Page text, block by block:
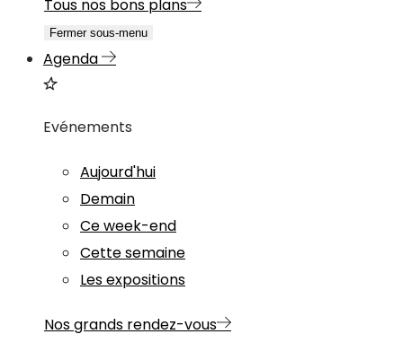
Tous nos bons plans
Fermer sous-menu
Agenda
Evénements
Aujourd'hui
Demain
Ce week-end
Cette semaine
Les expositions
Nos grands rendez-vous